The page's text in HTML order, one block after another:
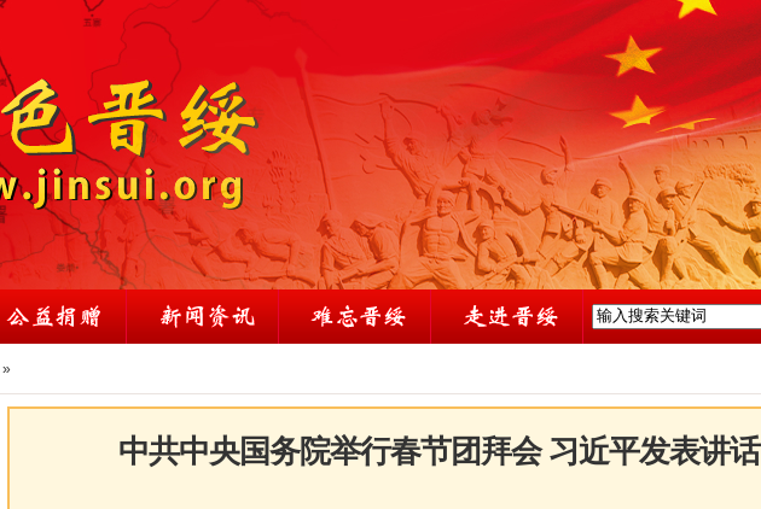
»
中共中央国务院举行春节团拜会 习近平发表讲话